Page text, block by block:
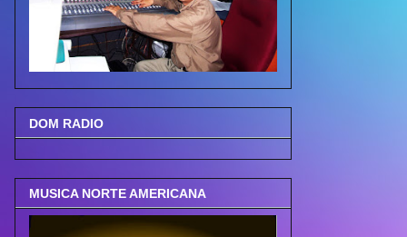
DOM RADIO
MUSICA NORTE AMERICANA